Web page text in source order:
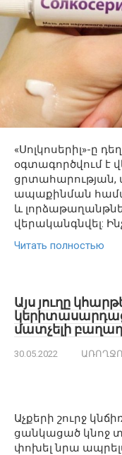
«Սոլկոսերիլ»-ը
օգտագործվում է
ապաքինման
և
վերականգնվել:
Читать полностью
Այս յուղը
մատչելի
30.05.2022
Աչքերի շուրջ
ցանկացած կնոջ
փոխել նրա